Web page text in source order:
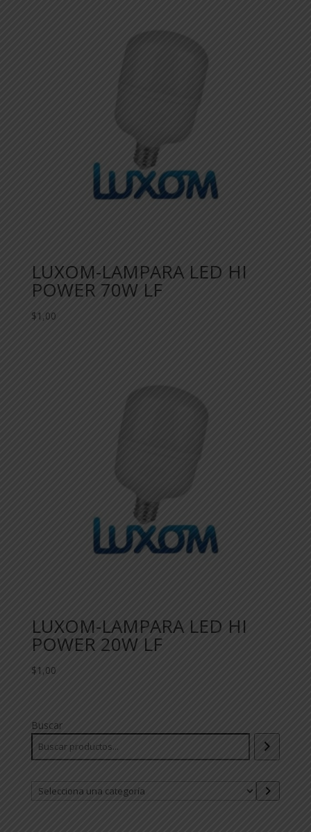
LUXOM-LAMPARA LED HI
POWER 70W LF
$1,00
LUXOM-LAMPARA LED HI
POWER 20W LF
$1,00
Buscar
Selecciona
una